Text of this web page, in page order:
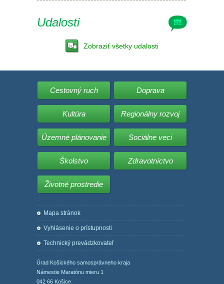
Udalosti
Zobraziť všetky udalosti
Cestovný ruch Doprava
Kultúra Regionálny rozvoj
Územné plánovanie Sociálne veci
Školstvo Zdravotníctvo
Životné prostredie
Mapa stránok
Vyhlásenie o prístupnosti
Technický prevádzkovateľ
Úrad Košického samosprávneho kraja
Námestie Maratónu mieru 1
042 66 Košice